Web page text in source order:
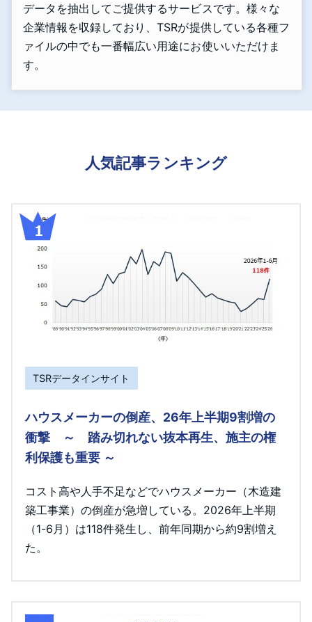
データを抽出してご提供するサービスです。様々な
企業情報を収録しており、TSRが提供している各種フ
ァイルの中でも一番幅広い用途にお使いいただけま
す。
人気記事ランキング
TSRデータインサイト
ハウスメーカーの倒産、26年上半期9割増の
衝撃 ～ 踏み切れない抜本再生、施主の権
利保護も重要 ～
コスト高や人手不足などでハウスメーカー（木造建
築工事業）の倒産が急増している。2026年上半期
（1-6月）は118件発生し、前年同期から約9割増え
た。